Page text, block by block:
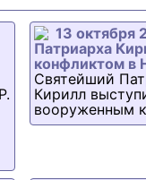
13 октября
Патриарха
конфликтом в
Святейший
Кирилл
вооруженным